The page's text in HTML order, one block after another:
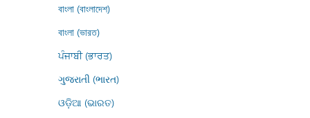
বাংলা (বাংলাদেশ)
বাংলা (ভারত)
ਪੰਜਾਬੀ (ਭਾਰਤ)
ગુજરાતી (ભારત)
ଓଡ଼ିଆ (ଭାରତ)